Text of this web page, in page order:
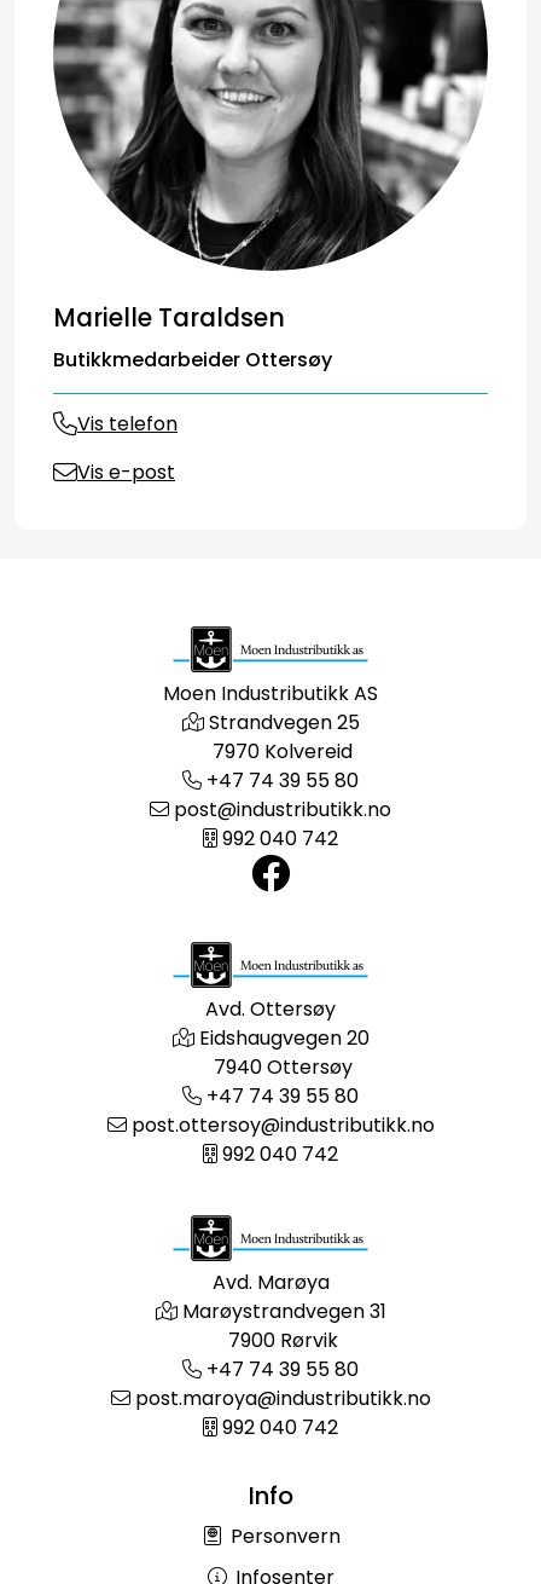
Marielle Taraldsen
Butikkmedarbeider Ottersøy
Vis telefon
Vis e-post
Moen Industributikk AS
Strandvegen 25
7970 Kolvereid
+47 74 39 55 80
post@industributikk.no
992 040 742
Avd. Ottersøy
Eidshaugvegen 20
7940 Ottersøy
+47 74 39 55 80
post.ottersoy@industributikk.no
992 040 742
Avd. Marøya
Marøystrandvegen 31
7900 Rørvik
+47 74 39 55 80
post.maroya@industributikk.no
992 040 742
Info
Personvern
Infosenter